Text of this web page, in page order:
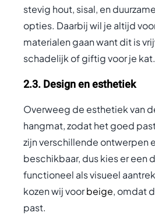
stevig hout, sisal, en
opties. Daarbij wil je altijd
materialen gaan want dit is
schadelijk of giftig voor je kat.
2.3. Design en esthetiek
Overweeg de esthetiek van
hangmat, zodat het goed
zijn verschillende ontwerpen
beschikbaar, dus kies er een
functioneel als visueel
kozen wij voorbeige, omdat
past.